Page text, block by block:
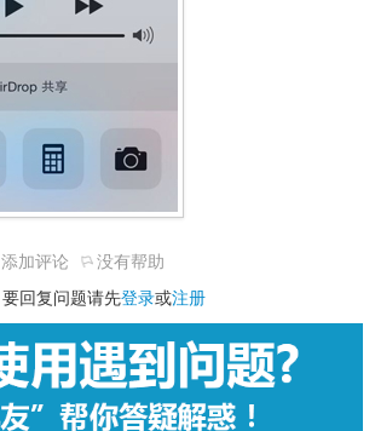
添加评论
没有帮助
要回复问题请先登录或注册